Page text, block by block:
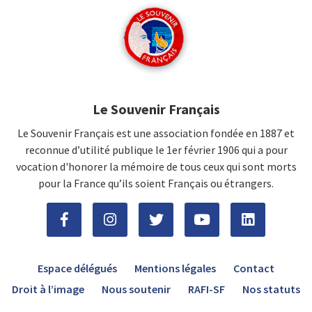
Le Souvenir Français
Le Souvenir Français est une association fondée en 1887 et
reconnue d’utilité publique le 1er février 1906 qui a pour
vocation d'honorer la mémoire de tous ceux qui sont morts
pour la France qu’ils soient Français ou étrangers.
Espace délégués Mentions légales
Contact
Droit à l’image
Nous soutenir RAFI-SF Nos statuts